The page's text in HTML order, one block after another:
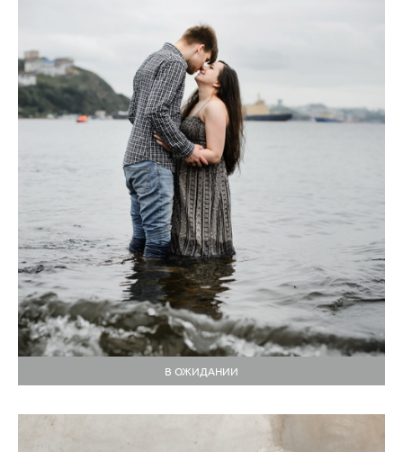
В ОЖИДАНИИ